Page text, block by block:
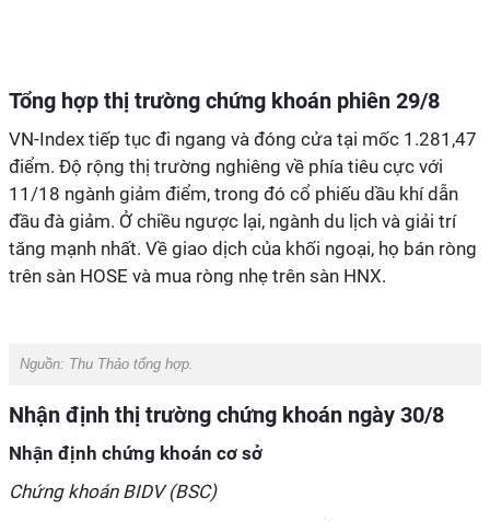
Tổng hợp thị trường chứng khoán phiên 29/8
VN-Index tiếp tục đi ngang và đóng cửa tại mốc 1.281,47
điểm. Độ rộng thị trường nghiêng về phía tiêu cực với
11/18 ngành giảm điểm, trong đó cổ phiếu dầu khí dẫn
đầu đà giảm. Ở chiều ngược lại, ngành du lịch và giải trí
tăng mạnh nhất. Về giao dịch của khối ngoại, họ bán ròng
trên sàn HOSE và mua ròng nhẹ trên sàn HNX.
Nguồn: Thu Thảo tổng hợp.
Nhận định thị trường chứng khoán ngày 30/8
Nhận định chứng khoán cơ sở
Chứng khoán BIDV (BSC)